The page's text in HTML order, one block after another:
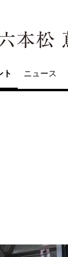
ト ニュース